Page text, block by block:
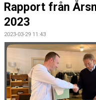
STYRELSEN
FJÄRRANHÖJDERBADET
HARNÄSBADET
Rapport från
2023
2023-03-29 11:43